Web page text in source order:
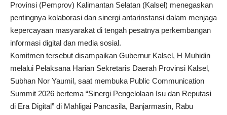
Provinsi (Pemprov) Kalimantan Selatan (Kalsel) menegaskan
pentingnya kolaborasi dan sinergi antarinstansi dalam menjaga
kepercayaan masyarakat di tengah pesatnya perkembangan
informasi digital dan media sosial.
Komitmen tersebut disampaikan Gubernur Kalsel, H Muhidin
melalui Pelaksana Harian Sekretaris Daerah Provinsi Kalsel,
Subhan Nor Yaumil, saat membuka Public Communication
Summit 2026 bertema “Sinergi Pengelolaan Isu dan Reputasi
di Era Digital” di Mahligai Pancasila, Banjarmasin, Rabu